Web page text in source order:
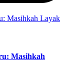
Masihkah